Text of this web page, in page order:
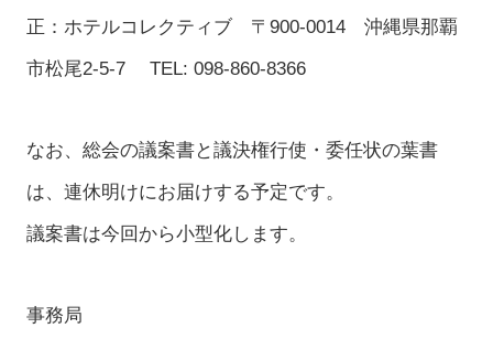
正：ホテルコレクティブ 〒900-0014 沖縄県那覇
市松尾2-5-7 TEL: 098-860-8366
なお、総会の議案書と議決権行使・委任状の葉書
は、連休明けにお届けする予定です。
議案書は今回から小型化します。
事務局